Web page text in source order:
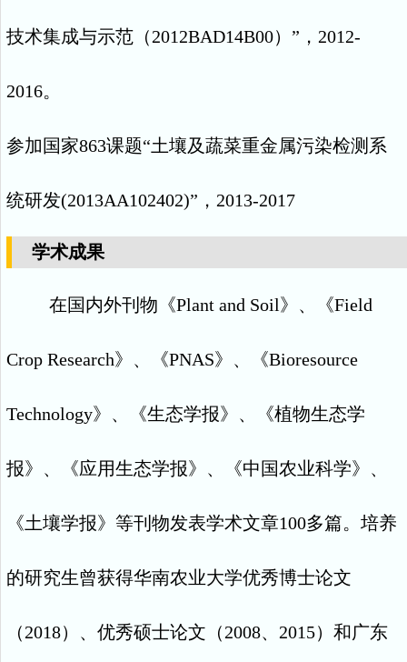
技术集成与示范（2012BAD14B00） ” ， 2012-
2016。
参加国家863课题“土壤及蔬菜重金属污染检测系
统研发(2013AA102402)” ， 2013-2017
学术成果
在国内外刊物《Plant and Soil》、《Field
Crop Research》、《PNAS》、《Bioresource
Technology》、《生态学报》、《植物生态学
报》、《应用生态学报》、《中国农业科学》、
《土壤学报》等刊物发表学术文章100多篇。培养
的研究生曾获得华南农业大学优秀博士论文
（2018）、优秀硕士论文（2008、 2015）和广东